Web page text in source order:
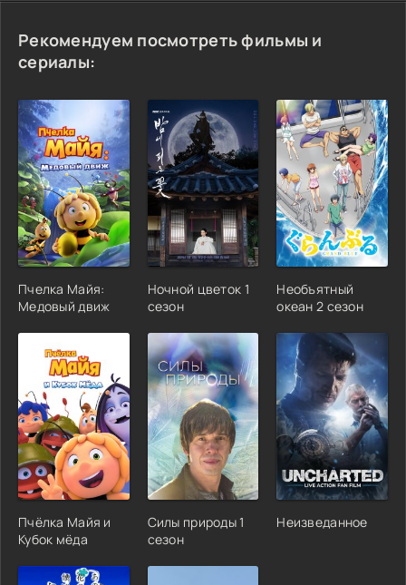
Рекомендуем посмотреть фильмы и
сериалы:
Пчелка Майя:
Медовый движ
Ночной цветок 1
сезон
Необъятный
океан 2 сезон
Пчёлка Майя и
Кубок мёда
Силы природы 1
сезон
Неизведанное